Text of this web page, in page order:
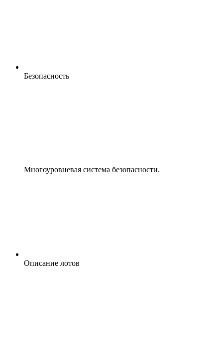
Безопасность
Многоуровневая система безопасности.
Описание лотов